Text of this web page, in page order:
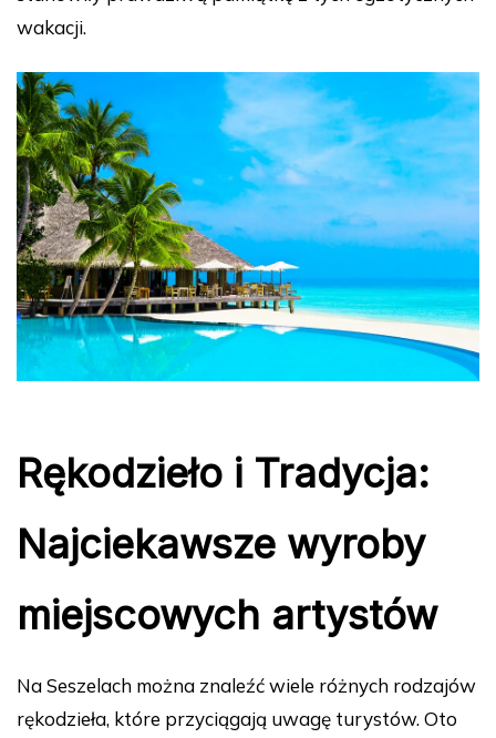
wakacji.
Rękodzieło i Tradycja:
Najciekawsze wyroby
miejscowych artystów
Na Seszelach można znaleźć wiele różnych rodzajów
rękodzieła, które przyciągają uwagę turystów. Oto